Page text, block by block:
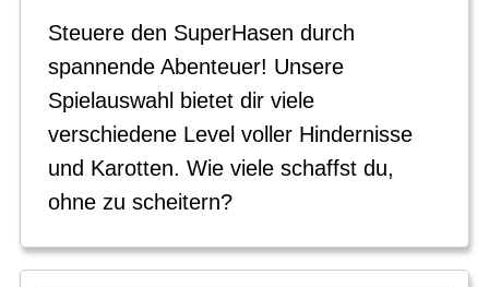
Steuere den SuperHasen durch
spannende Abenteuer! Unsere
Spielauswahl bietet dir viele
verschiedene Level voller Hindernisse
und Karotten. Wie viele schaffst du,
ohne zu scheitern?